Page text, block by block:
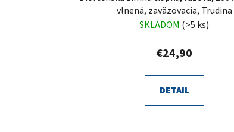
vlnená, zaväzovacia, Trudina
SKLADOM (>5 ks)
€24,90
DETAIL